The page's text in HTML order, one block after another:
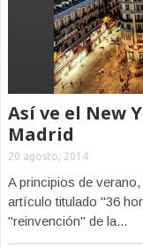
Así ve el New
Madrid
20 agosto, 2014
A principios de
artículo titulado "36
"reinvención" de la...